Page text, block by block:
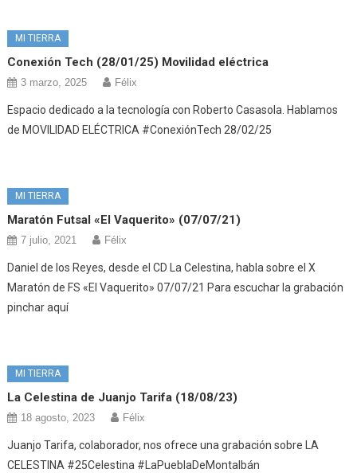
MI TIERRA
Conexión Tech (28/01/25) Movilidad eléctrica
3 marzo, 2025 Félix
Espacio dedicado a la tecnología con Roberto Casasola. Hablamos
de MOVILIDAD ELÉCTRICA #ConexiónTech 28/02/25
MI TIERRA
Maratón Futsal «El Vaquerito» (07/07/21)
7 julio, 2021 Félix
Daniel de los Reyes, desde el CD La Celestina, habla sobre el X
Maratón de FS «El Vaquerito» 07/07/21 Para escuchar la grabación
pinchar aquí
MI TIERRA
La Celestina de Juanjo Tarifa (18/08/23)
18 agosto, 2023 Félix
Juanjo Tarifa, colaborador, nos ofrece una grabación sobre LA
CELESTINA #25Celestina #LaPueblaDeMontalbán